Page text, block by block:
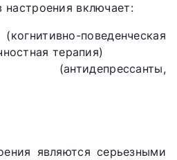
настроения включает:
поведенческая
терапия)
(антидепрессанты,
являются серьезными